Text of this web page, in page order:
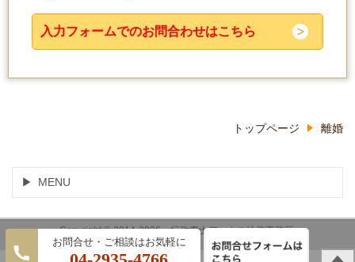
入力フォームでのお問合わせはこちら
トップページ 離婚
MENU
Copyright © 2014-2026行政書士アークス法務事務所